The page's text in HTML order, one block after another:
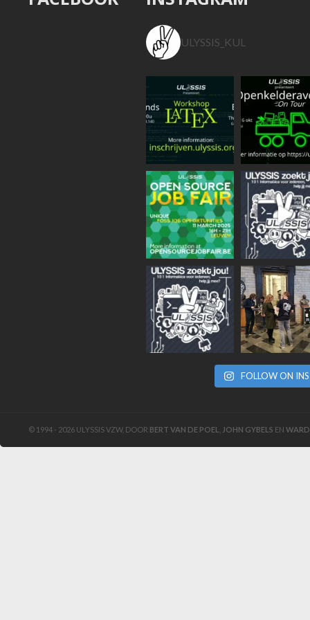
ULYSSIS_KUL
FOLLOW ON
© 1994 - 2026 ULYSSIS VZW, DOOR BERT VAN DE POEL JOHN GYBELS EN